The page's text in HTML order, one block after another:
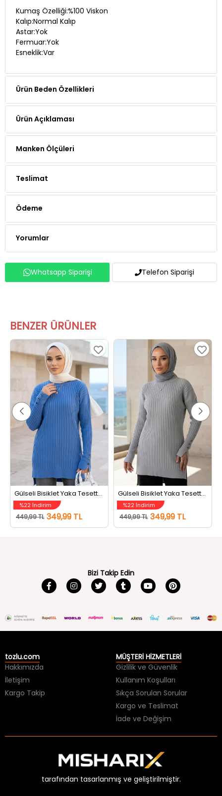
Kalıp:Normal Kalıp
Astar:Yok
Fermuar:Yok
Esneklik:Var
Ürün Beden Özellikleri
Ürün Açıklaması
Manken Ölçüleri
Teslimat
Ödeme
Yorumlar
449,99 TL 349,99 TL 449,99 TL 349,99 TL
Hakkımızda
İletişim
Kargo Takip
Gizlilik ve Güvenlik
Kullanım Koşulları
Sıkça Sorulan Sorular
Kargo ve Teslimat
İade ve Değişim
tarafından tasarlanmış ve geliştirilmiştir.